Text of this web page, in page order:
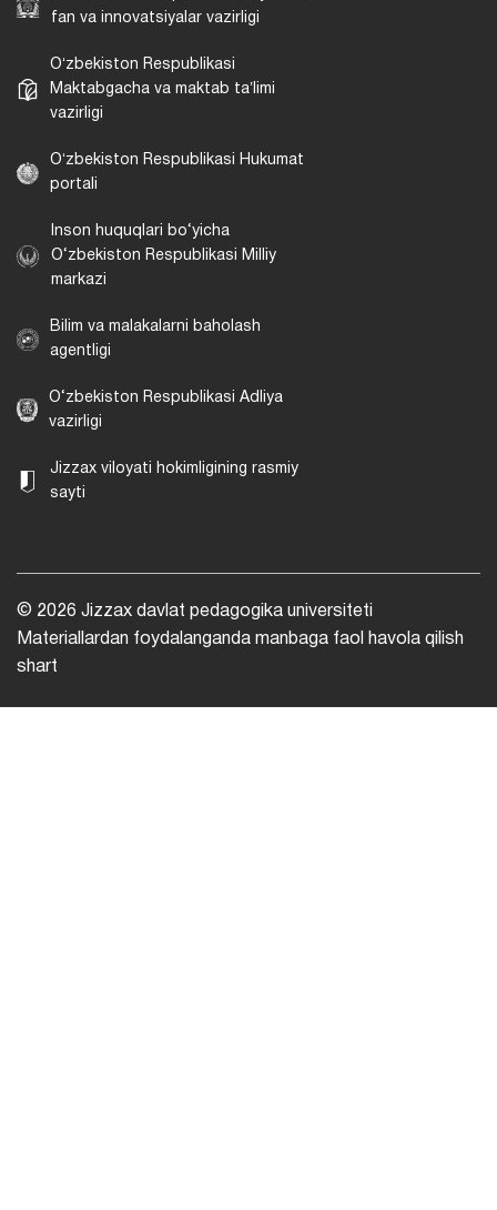
fan va innovatsiyalar vazirligi
Oʻzbekiston Respublikasi
Maktabgacha va maktab taʼlimi
vazirligi
Oʻzbekiston Respublikasi Hukumat
portali
Inson huquqlari bo‘yicha
O‘zbekiston Respublikasi Milliy
markazi
Bilim va malakalarni baholash
agentligi
O‘zbekiston Respublikasi Adliya
vazirligi
Jizzax viloyati hokimligining rasmiy
sayti
© 2026 Jizzax davlat pedagogika universiteti
Materiallardan foydalanganda manbaga faol havola qilish
shart